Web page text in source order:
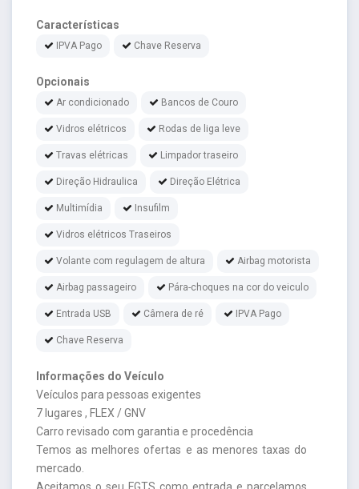
Características
IPVA Pago Chave Reserva
Opcionais
Ar condicionado Bancos de Couro
Vidros elétricos Rodas de liga leve
Travas elétricas Limpador traseiro
Direção Hidraulica Direção Elétrica
Multimídia Insufilm
Vidros elétricos Traseiros
Volante com regulagem de altura Airbag motorista
Airbag passageiro Pára-choques na cor do veiculo
Entrada USB Câmera de ré IPVA Pago
Chave Reserva
Informações do Veículo
Veículos para pessoas exigentes
7 lugares , FLEX / GNV
Carro revisado com garantia e procedência
Temos as melhores ofertas e as menores taxas do
mercado.
Aceitamos o seu FGTS como entrada e parcelamos